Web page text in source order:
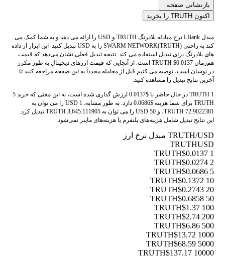
بازنشانی صفحه
اکنون TRUTH را بخرید
مبدل LBank نرخ مبادله بلادرنگ TRUTH و USD را ارائه می دهد و به شما کمک می
کند به راحتی SWARM NETWORK(TRUTH) را به USD تبدیل کنید. این ابزار از داده
های بلادرنگ برای تبدیل استفاده می کند. نتیجه تبدیل فعلی نشان می‌دهد که قیمت
هم‌زمان TRUTH $0.0137 است. از آنجایی که قیمت ارزهای دیجیتال به طور مکرر
در نوسان است، توصیه می کنیم قبل از معامله مجدداً به این صفحه مراجعه کنید تا
آخرین نتایج تبدیل را مشاهده کنید.
1 TRUTH در حال حاضر با $0.0137 ارزش گذاری شده است، به این معنی که خرید 5
TRUTH برای شما هزینه $0.0686 دارد. به طور مشابه، 1 USD را می توان به
72.9022381 TRUTH، و 50 USD را می توان به 3,645.111905 TRUTH تبدیل کرد.
این نتایج تبدیل شامل هزینه‌های پلتفرم یا هزینه‌های ماینر نمی‌شود.
TRUTH/USD مبدل نرخ ارز
TRUTHUSD
1 TRUTH
$0.0137
2 TRUTH
$0.0274
5 TRUTH
$0.0686
10 TRUTH
$0.1372
20 TRUTH
$0.2743
50 TRUTH
$0.6858
100 TRUTH
$1.37
200 TRUTH
$2.74
500 TRUTH
$6.86
1000 TRUTH
$13.72
5000 TRUTH
$68.59
10000 TRUTH
$137.17